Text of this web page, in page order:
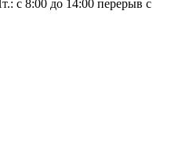
с 8:00 до 14:00 перерыв с